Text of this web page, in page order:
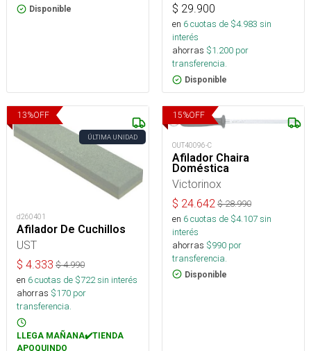
Disponible $ 29.900
en 6cuotas de $4.983 sin
interés
ahorras $1.200 por
transferencia.
Disponible
13%OFF
ÚLTIMA UNIDAD
d260401
Afilador De Cuchillos
UST
$ 4.333 $4.990
en 6cuotas de $722sin interés
ahorras $170 por
transferencia.
LLEGA MAÑANA✔️TIENDA
APOQUINDO
15%OFF
OUT40096-C
Afilador Chaira
Doméstica
Victorinox
$ 24.642 $28.990
en 6cuotas de $4.107sin
interés
ahorras $990 por
transferencia.
Disponible